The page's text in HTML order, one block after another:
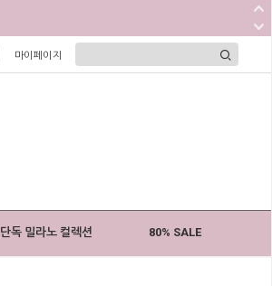
마이페이지
단독 밀라노 컬렉션 80% SALE